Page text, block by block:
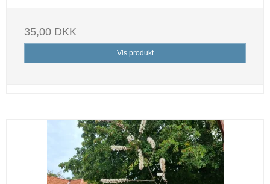
35,00 DKK
Vis produkt